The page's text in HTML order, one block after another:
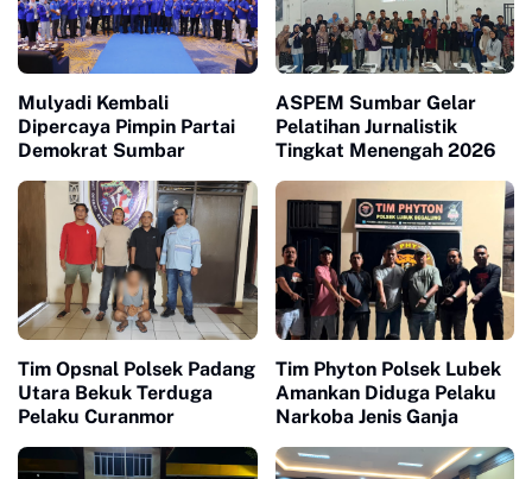
Mulyadi Kembali
Dipercaya Pimpin Partai
Demokrat Sumbar
ASPEM Sumbar Gelar
Pelatihan Jurnalistik
Tingkat Menengah 2026
Tim Opsnal Polsek Padang
Utara Bekuk Terduga
Pelaku Curanmor
Tim Phyton Polsek Lubek
Amankan Diduga Pelaku
Narkoba Jenis Ganja